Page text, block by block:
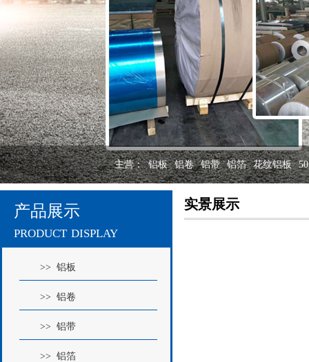
主营： 铝板 铝卷 铝带 铝箔 花纹铝板
产品展示
product display
>> 铝板
>> 铝卷
>> 铝带
>> 铝箔
实景展示